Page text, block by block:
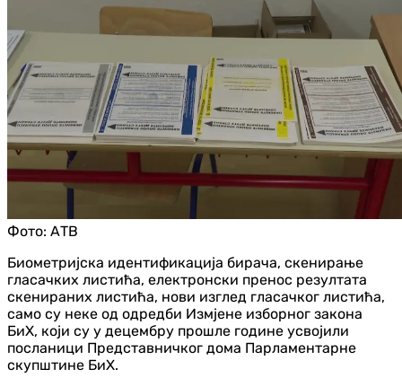
Фото: АТВ
Биометријска идентификација бирача, скенирање
гласачких листића, електронски пренос резултата
скенираних листића, нови изглед гласачког листића,
само су неке од одредби Измјене изборног закона
БиХ, који су у децембру прошле године усвојили
посланици Представничког дома Парламентарне
скупштине БиХ.